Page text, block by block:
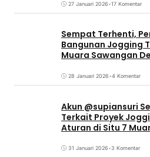
27 Januari 2026•17 Komentar
Sempat Terhenti,
Bangunan Jogging
Muara Sawangan
28 Januari 2026•4 Komentar
Akun @supiansuri
Terkait Proyek
Aturan di Situ 7
31 Januari 2026•3 Komentar